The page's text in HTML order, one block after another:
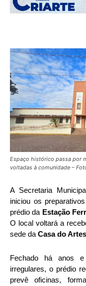
Espaço histórico passa por
voltadas à comunidade –
A Secretaria
iniciou os
prédio da Estação
O local voltará a
sede da Casa do
Fechado há anos
irregulares, o prédio
prevê oficinas,